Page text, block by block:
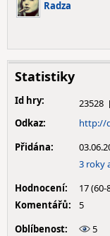
Radza
Statistiky
Id hry:
23528
Odkaz:
http://
Přidána:
3 roky
Hodnocení:
17 (60-
Komentářů:
5
Oblíbenost:
5